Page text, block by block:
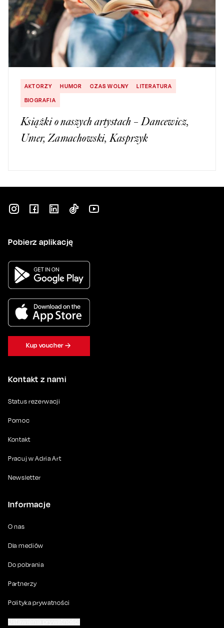
AKTORZY HUMOR CZAS WOLNY
LITERATURA
BIOGRAFIA
Książki o naszych artystach – Dancewicz,
Umer, Zamachowski, Kasprzyk
Kontakt z nami
Status rezerwacji
Pomoc
Kontakt
Pracuj w Adria Art
Newsletter
Informacje
O nas
Dla mediów
Do pobrania
Partnerzy
Polityka prywatności
Pobierz aplikację
Kup voucher